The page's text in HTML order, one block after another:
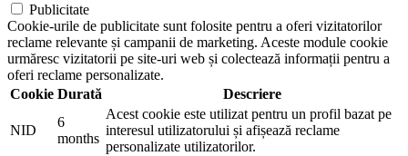
Publicitate
Cookie-urile de publicitate sunt folosite pentru a oferi vizitatorilor
reclame relevante și campanii de marketing. Aceste module cookie
urmăresc vizitatorii pe site-uri web și colectează informații pentru a
oferi reclame personalizate.
Cookie Durată Descriere
NID
6
months
Acest cookie este utilizat pentru un profil bazat pe
interesul utilizatorului și afișează reclame
personalizate utilizatorilor.